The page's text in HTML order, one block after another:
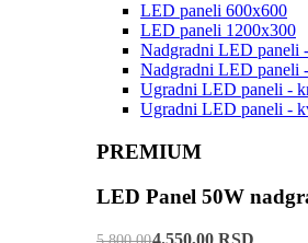
LED paneli 600x600
LED paneli 1200x300
Nadgradni LED paneli
Nadgradni LED paneli
Ugradni LED paneli -
Ugradni LED paneli -
PREMIUM
LED Panel 50W
4.550,00 RSD